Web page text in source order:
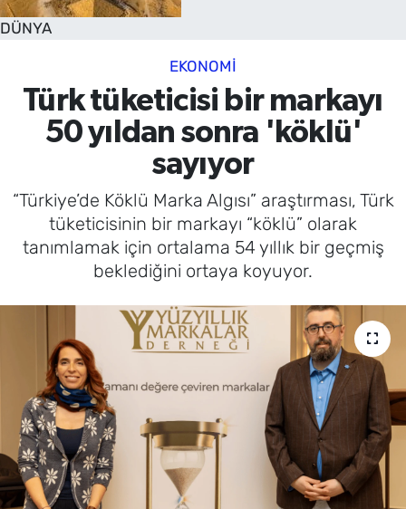
DÜNYA
EKONOMİ
Türk tüketicisi bir markayı
50 yıldan sonra 'köklü'
sayıyor
“Türkiye’de Köklü Marka Algısı” araştırması, Türk
tüketicisinin bir markayı “köklü” olarak
tanımlamak için ortalama 54 yıllık bir geçmiş
beklediğini ortaya koyuyor.